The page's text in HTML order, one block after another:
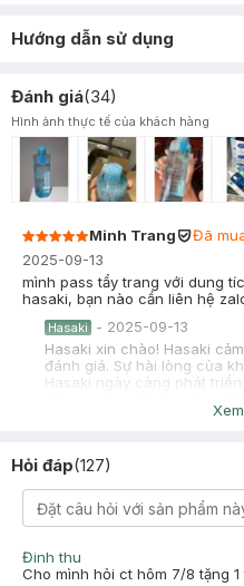
Hướng dẫn sử dụng
Đánh giá(34)
Hình ảnh thực tế của khách hàng
Minh Trang
Đã
2025-09-13
mình pass tẩy trang với dung
hasaki, bạn nào cần liên hệ
Hasaki - 2025-09-13
Hasaki xin chào! Hasaki
đánh giá. Sự hài lòng của
Hasaki ngày càng phát
Cảm ơn bạn đã tin tưởng và
Lê tâm nhi
Đã mua
2025-09-06
Đóng gói kĩ nhưng vẫn bị đổ 1 ít
Hasaki -2025-09-06
Hỏi đáp(127)
Đinh thu
Cho mình hỏi ct hôm 7/8 tặng